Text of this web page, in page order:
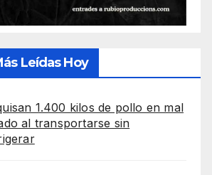
Leídas Hoy
1.400 kilos de pollo en mal
al transportarse sin